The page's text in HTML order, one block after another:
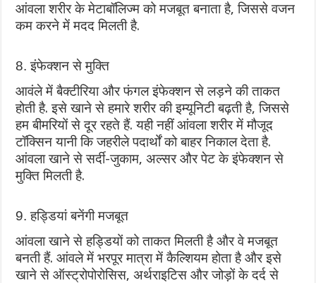
आंवला शरीर के मेटाबॉलिज्‍म को मजबूत बनाता है, जिससे वजन
कम करने में मदद मिलती है.
8. इंफेक्‍शन से मुक्ति
आवंले में बैक्‍टीरिया और फंगल इंफेक्‍शन से लड़ने की ताकत
होती है. इसे खाने से हमारे शरीर की इम्‍यूनिटी बढ़ती है, जिससे
हम बीमरियों से दूर रहते हैं. यही नहीं आंवला शरीर में मौजूद
टॉक्‍सिन यानी कि जहरीले पदार्थों को बाहर निकाल देता है.
आंवला खाने से सर्दी-जुकाम, अल्‍सर और पेट के इंफेक्‍शन से
मुक्ति मिलती है.
9. हड्डियां बनेंगी मजबूत
आंवला खाने से हड्डियों को ताकत मिलती है और वे मजबूत
बनती हैं. आंवले में भरपूर मात्रा में कैल्‍शियम होता है और इसे
खाने से ऑस्ट्रोपोरोसिस, अर्थराइटिस और जोड़ों के दर्द से